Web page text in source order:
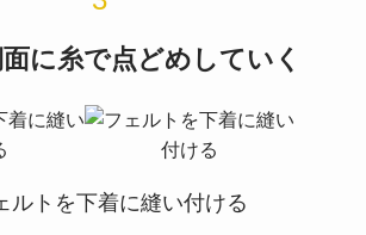
に糸で点どめしていく